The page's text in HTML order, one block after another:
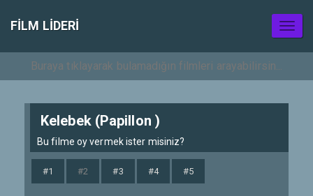
FILM LIDERI
Kelebek (Papillon )
Bu filme oy vermek ister misiniz?
#1 #2 #3 #4 #5